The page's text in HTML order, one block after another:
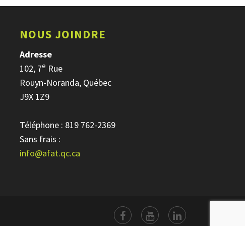
NOUS JOINDRE
Adresse
102, 7e Rue
Rouyn-Noranda, Québec
J9X 1Z9
Téléphone : 819 762-2369
Sans frais :
info@afat.qc.ca